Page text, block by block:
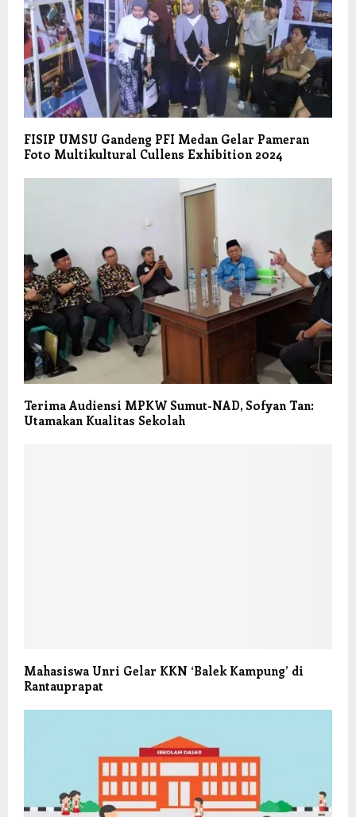
FISIP UMSU Gandeng PFI Medan Gelar Pameran
Foto Multikultural Cullens Exhibition 2024
Terima Audiensi MPKW Sumut-NAD, Sofyan Tan:
Utamakan Kualitas Sekolah
Mahasiswa Unri Gelar KKN ‘Balek Kampung’ di
Rantauprapat